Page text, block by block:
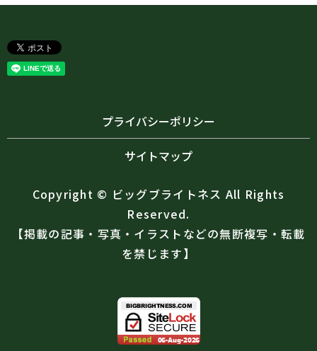
プライバシーポリシー
サイトマップ
Copyright © ビッグブライトネス All Rights
Reserved.
【掲載の記事・写真・イラストなどの無断複写・転載
を禁じます】